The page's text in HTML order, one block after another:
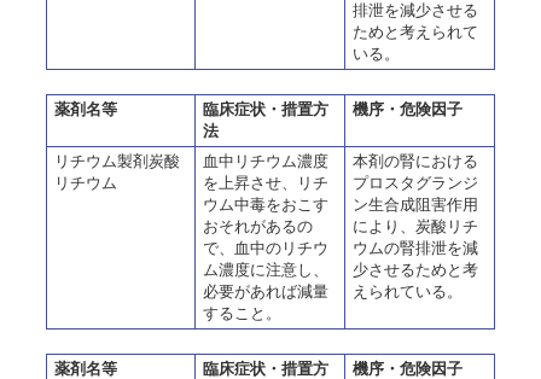
排泄を減少させる
ためと考えられて
いる。
薬剤名等
臨床症状・措置方
法
機序・危険因子
リチウム製剤炭酸
リチウム
血中リチウム濃度
を上昇させ、リチ
ウム中毒をおこす
おそれがあるの
で、血中のリチウ
ム濃度に注意し、
必要があれば減量
すること。
本剤の腎における
プロスタグランジ
ン生合成阻害作用
により、炭酸リチ
ウムの腎排泄を減
少させるためと考
えられている。
薬剤名等
臨床症状・措置方
機序・危険因子